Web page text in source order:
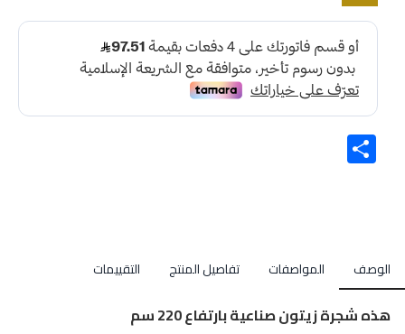
Share
الوصف المواصفات تفاصيل المنتج التقييمات
هذه شجرة زيتون صناعية بارتفاع 220 سم